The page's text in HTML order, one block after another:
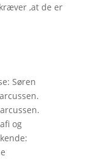
,at de er
Søren
og